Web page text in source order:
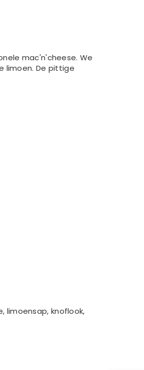
mac'n'cheese. We
limoen. De pittige
limoensap, knoflook,